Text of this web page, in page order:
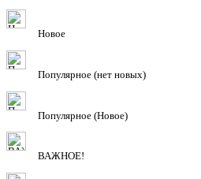
Новое
Популярное (нет новых)
Популярное (Новое)
ВАЖНОЕ!